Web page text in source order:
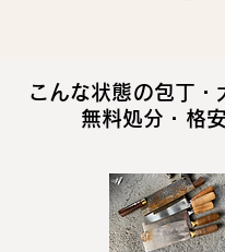
こんな状態の包丁・
無料処分・格